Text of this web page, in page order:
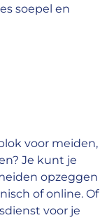
soepel en
voor meiden,
Je kunt je
opzeggen
of online. Of
voor je